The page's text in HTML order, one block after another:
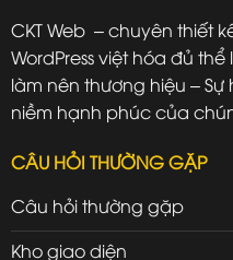
CKT Web – chuyên thiết
WordPress việt hóa đủ
làm nên thương hiệu –
niềm hạnh phúc của
CÂU HỎI THƯỜNG GẶP
Câu hỏi thường gặp
Kho giao diện